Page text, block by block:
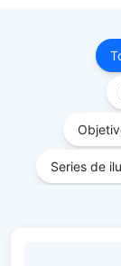
Series de